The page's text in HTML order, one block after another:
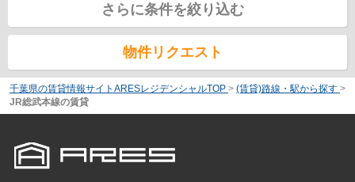
さらに条件を絞り込む
物件リクエスト
千葉県の賃貸情報サイトARESレジデンシャルTOP > (賃貸)路線・駅から探す >
JR総武本線の賃貸